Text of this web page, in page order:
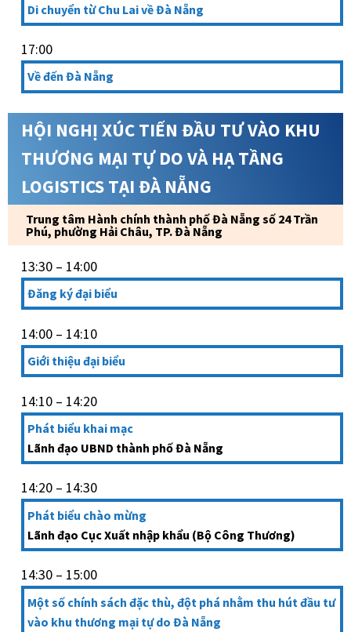
Di chuyển từ Chu Lai về Đà Nẵng
17:00
Về đến Đà Nẵng
HỘI NGHỊ XÚC TIẾN ĐẦU TƯ VÀO KHU
THƯƠNG MẠI TỰ DO VÀ HẠ TẦNG
LOGISTICS TẠI ĐÀ NẴNG
Trung tâm Hành chính thành phố Đà Nẵng số 24 Trần
Phú, phường Hải Châu, TP. Đà Nẵng
13:30 – 14:00
Đăng ký đại biểu
14:00 – 14:10
Giới thiệu đại biểu
14:10 – 14:20
Phát biểu khai mạc
Lãnh đạo UBND thành phố Đà Nẵng
14:20 – 14:30
Phát biểu chào mừng
Lãnh đạo Cục Xuất nhập khẩu (Bộ Công Thương)
14:30 – 15:00
Một số chính sách đặc thù, đột phá nhằm thu hút đầu tư
vào khu thương mại tự do Đà Nẵng